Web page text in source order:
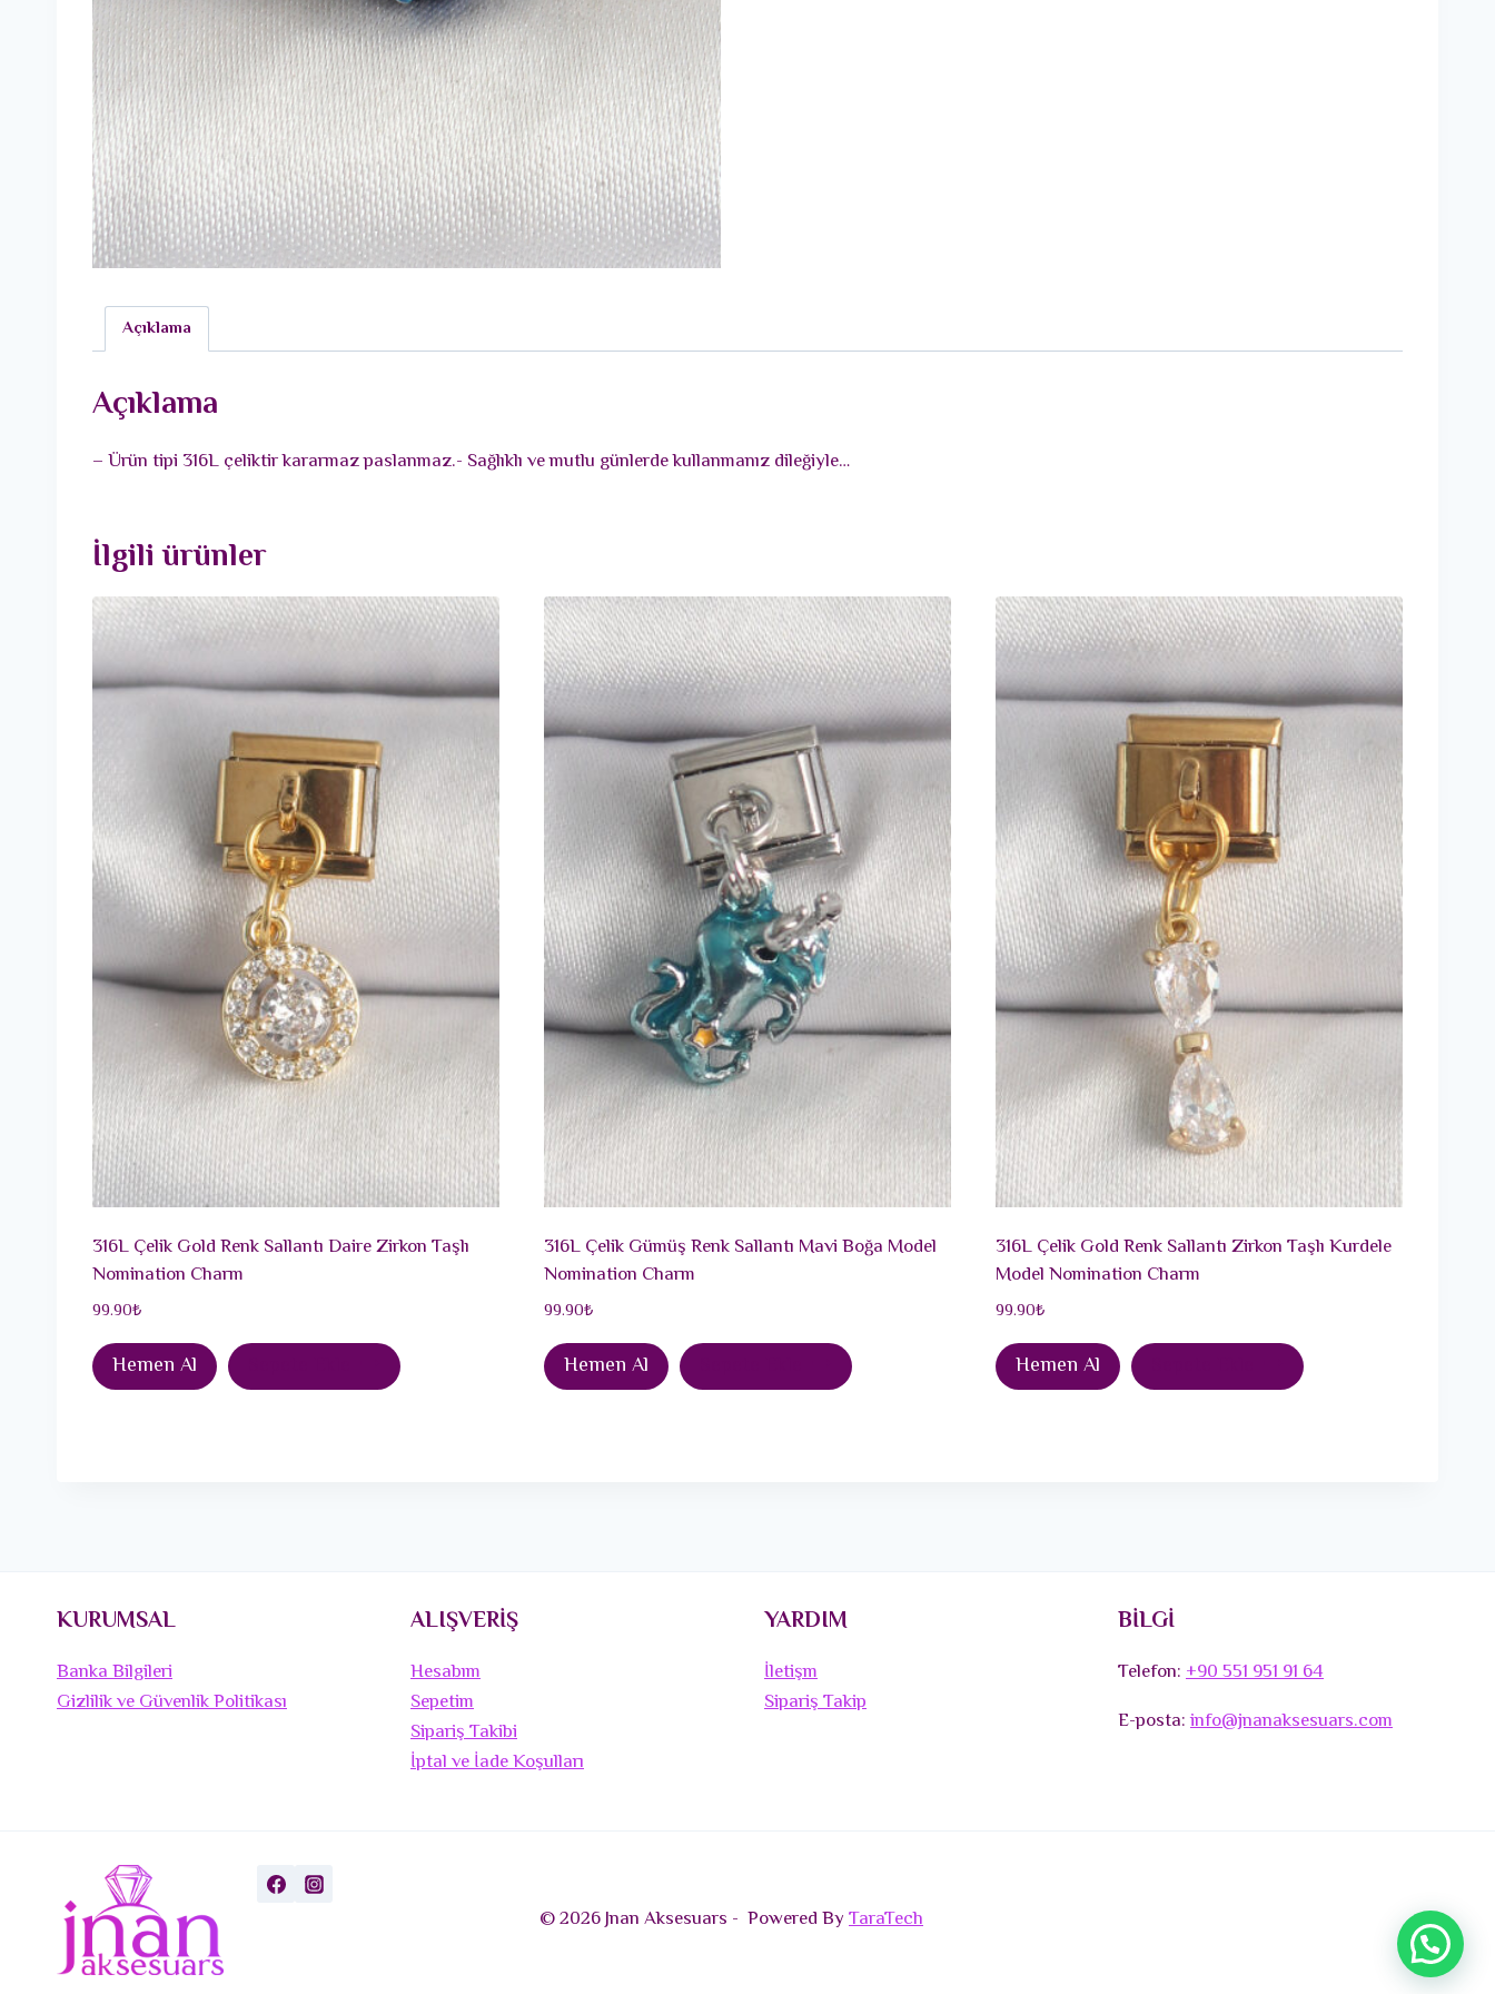
Açıklama
Açıklama
– Ürün tipi 316L çeliktir kararmaz paslanmaz.- Sağlıklı ve mutlu günlerde kullanmanız dileğiyle…
İlgili ürünler
316L Çelik Gold Renk Sallantı Daire Zirkon Taşlı
Nomination Charm
99.90₺
Hemen Al
316L Çelik Gümüş Renk Sallantı Mavi Boğa Model
Nomination Charm
99.90₺
Hemen Al
316L Çelik Gold Renk Sallantı Zirkon Taşlı Kurdele
Model Nomination Charm
99.90₺
Hemen Al
KURUMSAL
Banka Bilgileri
Gizlilik ve Güvenlik Politikası
ALIŞVERİŞ
Hesabım
Sepetim
Sipariş Takibi
İptal ve İade Koşulları
YARDIM
İletişm
Sipariş Takip
BİLGİ
Telefon:+90 551 951 91 64
E-posta:info@jnanaksesuars.com
© 2026 Jnan Aksesuars - Powered ByTaraTech